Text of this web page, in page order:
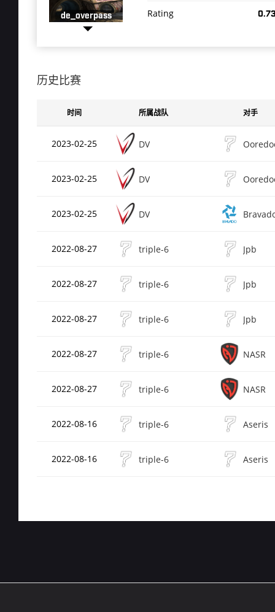
de_overpass Rating
de_mirage Rating
总场次 19
de_inferno Rating 0.51
总场次
历史比赛
时间 所属战队 对手
2023-02-25 DV
2023-02-25 DV
2023-02-25 DV
2022-08-27 triple-6 Jpb
2022-08-27 triple-6 Jpb
2022-08-27 triple-6 Jpb
2022-08-27 triple-6 NASR
2022-08-27 triple-6 NASR
2022-08-16 triple-6 Aseris
2022-08-16 triple-6 Aseris